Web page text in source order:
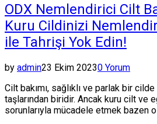
ODX Nemlendirici Cilt
Kuru Cildinizi
ile Tahrişi Yok Edin!
by admin23 Ekim 20230 Yorum
Cilt bakımı, sağlıklı ve parlak bir
taşlarından biridir. Ancak kuru cilt ve
sorunlarıyla mücadele etmek bazen